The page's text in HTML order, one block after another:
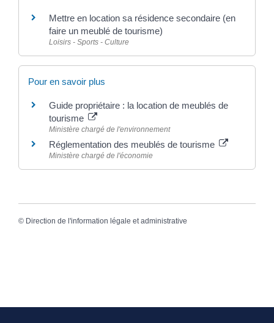
Mettre en location sa résidence secondaire (en
faire un meublé de tourisme)
Loisirs - Sports - Culture
Pour en savoir plus
Guide propriétaire : la location de meublés de
tourisme
Ministère chargé de l'environnement
Réglementation des meublés de tourisme
Ministère chargé de l'économie
© Direction de l'information légale et administrative